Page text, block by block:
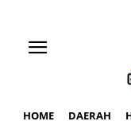
HOME DAERAH